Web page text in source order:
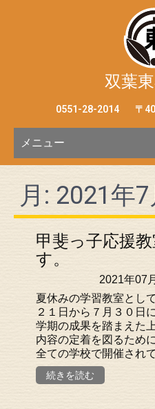
双葉
0551-28-2014 〒
メニュー
月: 2021年7
甲斐っ子応援
す。
2021年07
夏休みの学習教室とし
２１日から７月３０日
学期の成果を踏まえた
内容の定着を図るため
全ての学校で開催され
続きを読む